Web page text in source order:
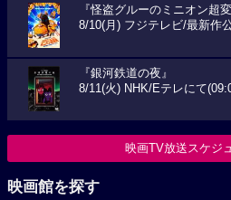
『怪盗グルーのミニオン超変
8/10(月) フジテレビ/最新作
『銀河鉄道の夜』
8/11(火) NHK/Eテレにて
映画TV放送スケジ
映画館を探す